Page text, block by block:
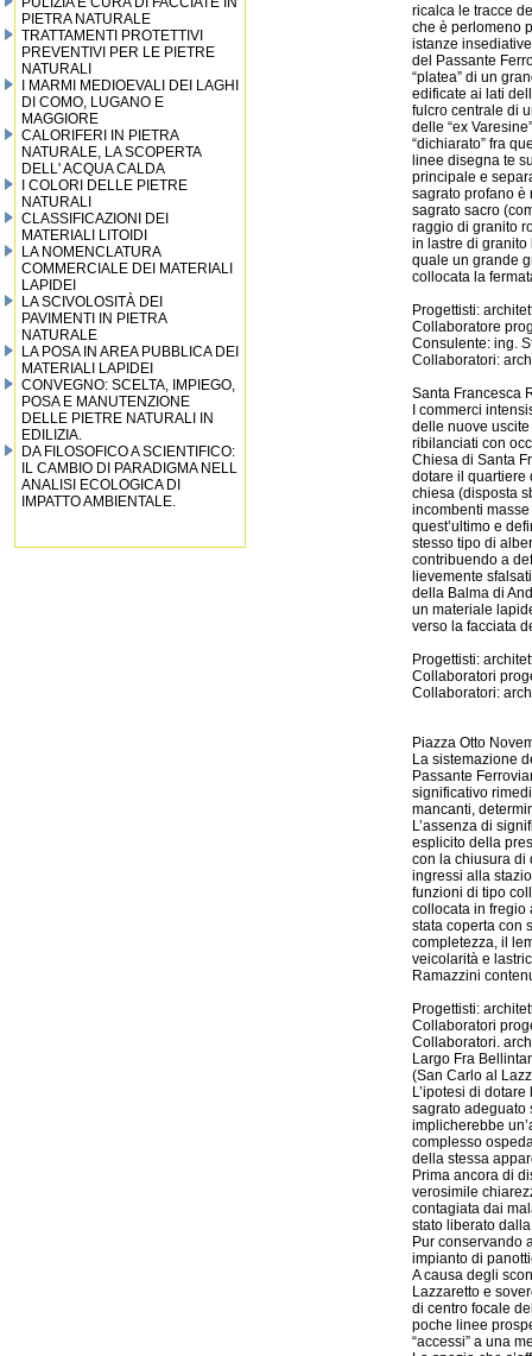
PIETRA NATURALE
TRATTAMENTI PROTETTIVI
PREVENTIVI PER LE PIETRE
NATURALI
I MARMI MEDIOEVALI DEI LAGHI
DI COMO, LUGANO E
MAGGIORE
CALORIFERI IN PIETRA
NATURALE, LA SCOPERTA
DELL' ACQUA CALDA
I COLORI DELLE PIETRE
NATURALI
CLASSIFICAZIONI DEI
MATERIALI LITOIDI
LA NOMENCLATURA
COMMERCIALE DEI MATERIALI
LAPIDEI
LA SCIVOLOSITÀ DEI
PAVIMENTI IN PIETRA
NATURALE
LA POSA IN AREA PUBBLICA DEI
MATERIALI LAPIDEI
CONVEGNO: SCELTA, IMPIEGO,
POSA E MANUTENZIONE
DELLE PIETRE NATURALI IN
EDILIZIA.
DA FILOSOFICO A SCIENTIFICO:
IL CAMBIO DI PARADIGMA NELL
ANALISI ECOLOGICA DI
IMPATTO AMBIENTALE.
ricalca le tracce
che è perlomeno
istanze
del Passante
“platea” di un
edificate ai lati
fulcro centrale di
delle “ex
“dichiarato” fra
linee disegna te
principale e
sagrato profano è
sagrato sacro
raggio di granito
in lastre di granito
quale un grande
collocata la
Progettisti:
Collaboratore
Consulente: ing.
Collaboratori:
Santa Francesca
I commerci
delle nuove
ribilanciati con
Chiesa di Santa
dotare il quartiere
chiesa (disposta
incombenti
quest’ultimo e
stesso tipo di
contribuendo a
lievemente
della Balma di
un materiale
verso la facciata
Progettisti:
Collaboratori
Collaboratori:
Piazza Otto
La sistemazione
Passante
significativo
mancanti,
L’assenza di
esplicito della
con la chiusura di
ingressi alla
funzioni di tipo
collocata in fregio
stata coperta con
completezza, il
veicolarità e
Ramazzini
Progettisti:
Collaboratori
Collaboratori.
Largo Fra
(San Carlo al
L’ipotesi di
sagrato adeguato
implicherebbe
complesso
della stessa
Prima ancora di
verosimile
contagiata dai
stato liberato
Pur conservando
impianto di
A causa degli
Lazzaretto e
di centro focale
poche linee
“accessi” a una